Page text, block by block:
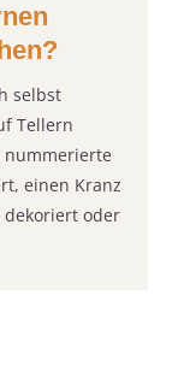
selbst
Tellern
nummerierte
einen Kranz
dekoriert oder